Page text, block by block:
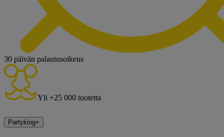
30 päivän palautusoikeus
Yli +25 000 tuotetta
Partyking+